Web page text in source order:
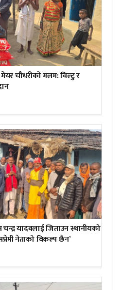
चौधरीको मलम: विल्टु र
चन्द्र यादवलाई जिताउन स्थानीयको
नेताको विकल्प छैन’